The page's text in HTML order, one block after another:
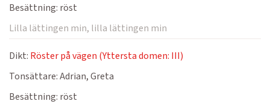
Besättning: röst
Lilla lättingen min, lilla lättingen min
Dikt: Röster på vägen (Yttersta domen: III)
Tonsättare:Adrian, Greta
Besättning: röst